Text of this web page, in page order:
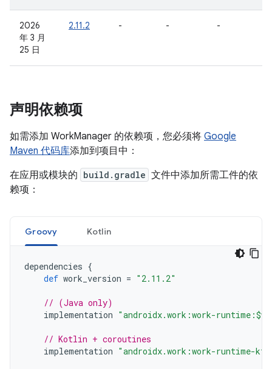
2026
年 3 月
25 日
2.11.2 - - -
声明依赖项
如需添加 WorkManager 的依赖项，您必须将 Google
Maven 代码库添加到项目中：
在应用或模块的 build.gradle 文件中添加所需工件的依
赖项：
Groovy Kotlin
dependencies {
def work_version = "2.11.2"
// (Java only)
implementation "androidx.work:work-
// Kotlin + coroutines
implementation "androidx.work:work-runtime-